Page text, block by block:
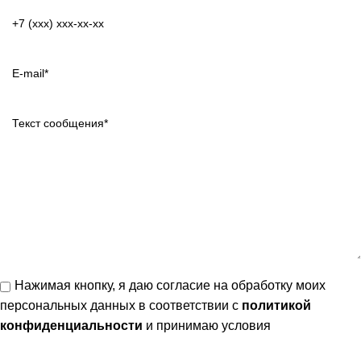
Нажимая кнопку, я даю согласие на обработку моих
персональных данных в соответствии с политикой
конфиденциальности и принимаю условия